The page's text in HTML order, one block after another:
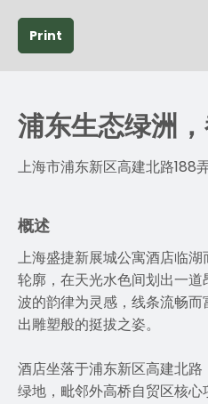
Print
浦东生态绿洲
上海市浦东新区高建北路188
概述
上海盛捷新展城公寓酒店临
轮廓，在天光水色间划出一
波的韵律为灵感，线条流畅
出雕塑般的挺拔之姿。
酒店坐落于浦东新区高建北
绿地，毗邻外高桥自贸区核